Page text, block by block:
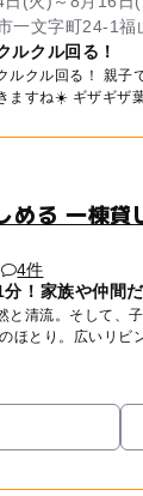
一文字町24-1
ルクル回る！
クル回る！ 親子で「ク
毎日暑い日が続
める 一棟貸
4件
！家族や仲間
。そして、子どもたちの
ほとり。広いリビ